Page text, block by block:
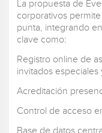
La propuesta de
corporativos
punta, integrando
clave como:
Registro online de
invitados especiales
Acreditación
Control de acceso
Base de datos